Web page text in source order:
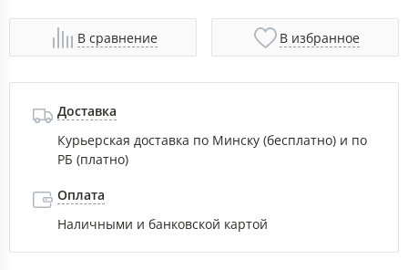
В сравнение В избранное
Доставка
Курьерская доставка по Минску (бесплатно) и по
РБ (платно)
Оплата
Наличными и банковской картой